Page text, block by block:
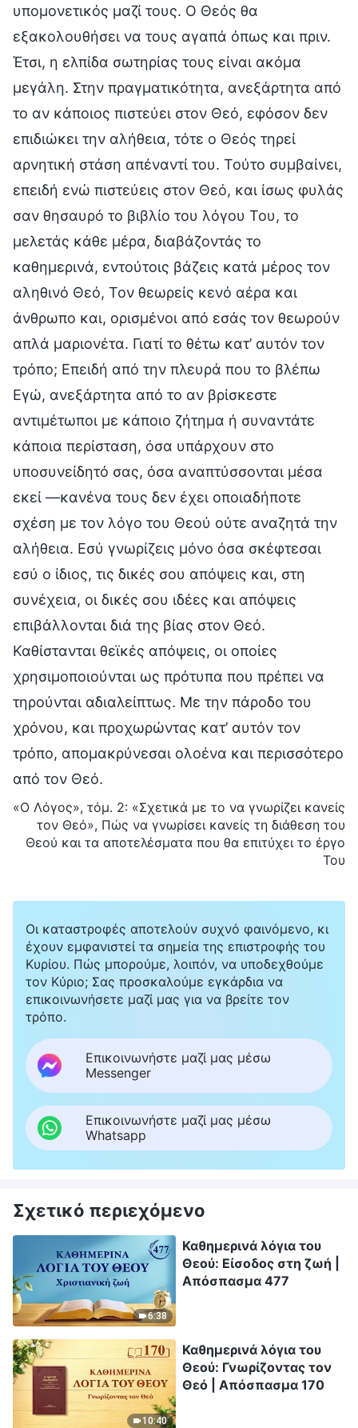
υπομονετικός μαζί τους. Ο Θεός θα
εξακολουθήσει να τους αγαπά όπως και πριν.
Έτσι, η ελπίδα σωτηρίας τους είναι ακόμα
μεγάλη. Στην πραγματικότητα, ανεξάρτητα από
το αν κάποιος πιστεύει στον Θεό, εφόσον δεν
επιδιώκει την αλήθεια, τότε ο Θεός τηρεί
αρνητική στάση απέναντί του. Τούτο συμβαίνει,
επειδή ενώ πιστεύεις στον Θεό, και ίσως φυλάς
σαν θησαυρό το βιβλίο του λόγου Του, το
μελετάς κάθε μέρα, διαβάζοντάς το
καθημερινά, εντούτοις βάζεις κατά μέρος τον
αληθινό Θεό, Τον θεωρείς κενό αέρα και
άνθρωπο και, ορισμένοι από εσάς τον θεωρούν
απλά μαριονέτα. Γιατί το θέτω κατ’ αυτόν τον
τρόπο; Επειδή από την πλευρά που το βλέπω
Εγώ, ανεξάρτητα από το αν βρίσκεστε
αντιμέτωποι με κάποιο ζήτημα ή συναντάτε
κάποια περίσταση, όσα υπάρχουν στο
υποσυνείδητό σας, όσα αναπτύσσονται μέσα
εκεί —κανένα τους δεν έχει οποιαδήποτε
σχέση με τον λόγο του Θεού ούτε αναζητά την
αλήθεια. Εσύ γνωρίζεις μόνο όσα σκέφτεσαι
εσύ ο ίδιος, τις δικές σου απόψεις και, στη
συνέχεια, οι δικές σου ιδέες και απόψεις
επιβάλλονται διά της βίας στον Θεό.
Καθίστανται θεϊκές απόψεις, οι οποίες
χρησιμοποιούνται ως πρότυπα που πρέπει να
τηρούνται αδιαλείπτως. Με την πάροδο του
χρόνου, και προχωρώντας κατ’ αυτόν τον
τρόπο, απομακρύνεσαι ολοένα και περισσότερο
από τον Θεό.
«Ο Λόγος», τόμ. 2: «Σχετικά με το να γνωρίζει κανείς
τον Θεό», Πώς να γνωρίσει κανείς τη διάθεση του
Θεού και τα αποτελέσματα που θα επιτύχει το έργο
Του
Οι καταστροφές αποτελούν συχνό φαινόμενο, κι
έχουν εμφανιστεί τα σημεία της επιστροφής του
Κυρίου. Πώς μπορούμε, λοιπόν, να υποδεχθούμε
τον Κύριο; Σας προσκαλούμε εγκάρδια να
επικοινωνήσετε μαζί μας για να βρείτε τον
τρόπο.
Επικοινωνήστε μαζί μας μέσω
Messenger
Επικοινωνήστε μαζί μας μέσω
Whatsapp
Σχετικό περιεχόμενο
6:38
Καθημερινά λόγια του
Θεού: Είσοδος στη ζωή |
Απόσπασμα 477
10:40
Καθημερινά λόγια του
Θεού: Γνωρίζοντας τον
Θεό | Απόσπασμα 170